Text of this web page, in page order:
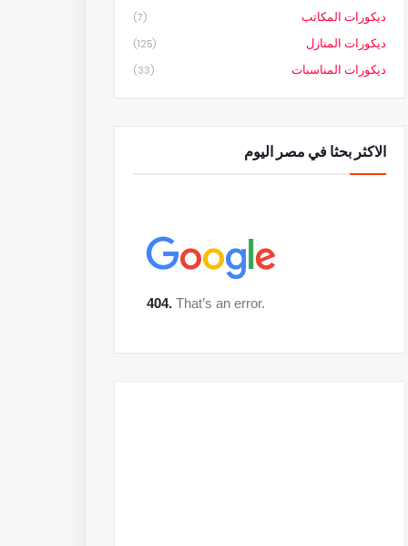
ديكورات المكاتب (7)
ديكورات المنازل (125)
ديكورات المناسبات (33)
الاكثر بحثا في مصر اليوم